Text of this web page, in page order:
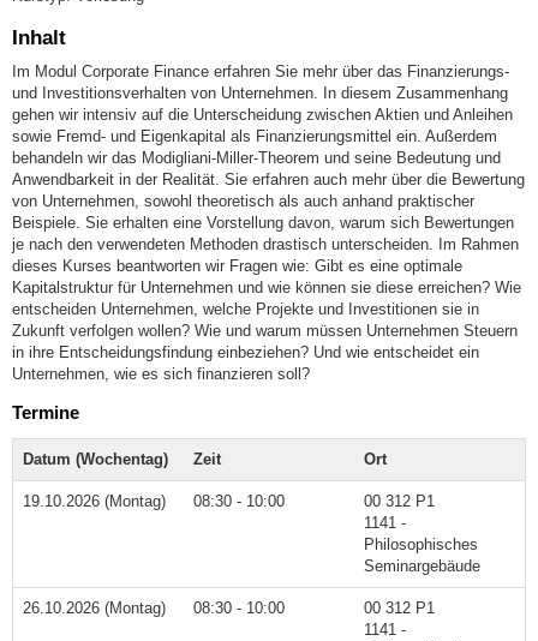
Inhalt
Im Modul Corporate Finance erfahren Sie mehr über das Finanzierungs-
und Investitionsverhalten von Unternehmen. In diesem Zusammenhang
gehen wir intensiv auf die Unterscheidung zwischen Aktien und Anleihen
sowie Fremd- und Eigenkapital als Finanzierungsmittel ein. Außerdem
behandeln wir das Modigliani-Miller-Theorem und seine Bedeutung und
Anwendbarkeit in der Realität. Sie erfahren auch mehr über die Bewertung
von Unternehmen, sowohl theoretisch als auch anhand praktischer
Beispiele. Sie erhalten eine Vorstellung davon, warum sich Bewertungen
je nach den verwendeten Methoden drastisch unterscheiden. Im Rahmen
dieses Kurses beantworten wir Fragen wie: Gibt es eine optimale
Kapitalstruktur für Unternehmen und wie können sie diese erreichen? Wie
entscheiden Unternehmen, welche Projekte und Investitionen sie in
Zukunft verfolgen wollen? Wie und warum müssen Unternehmen Steuern
in ihre Entscheidungsfindung einbeziehen? Und wie entscheidet ein
Unternehmen, wie es sich finanzieren soll?
Termine
Datum (Wochentag) Zeit Ort
19.10.2026 (Montag) 08:30 - 10:00
00 312 P1
1141 -
Philosophisches
Seminargebäude
26.10.2026 (Montag) 08:30 - 10:00
00 312 P1
1141 -